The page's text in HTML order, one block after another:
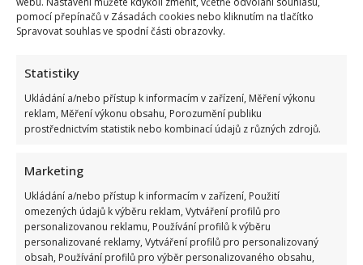
pomocí přepínačů v Zásadách cookies nebo kliknutím na tlačítko
Spravovat souhlas ve spodní části obrazovky.
Statistiky
Ukládání a/nebo přístup k informacím v zařízení, Měření výkonu
reklam, Měření výkonu obsahu, Porozumění publiku
prostřednictvím statistik nebo kombinací údajů z různých zdrojů.
Marketing
Ukládání a/nebo přístup k informacím v zařízení, Použití
omezených údajů k výběru reklam, Vytváření profilů pro
personalizovanou reklamu, Používání profilů k výběru
personalizované reklamy, Vytváření profilů pro personalizovaný
obsah, Používání profilů pro výběr personalizovaného obsahu,